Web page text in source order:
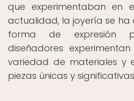
que experimentaban en
actualidad, la joyería se ha
forma de expresión
diseñadores
variedad de materiales y
piezas únicas y